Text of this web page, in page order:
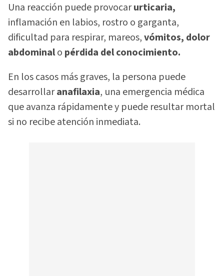
Una reacción puede provocarurticaria,
inflamación en labios, rostro o garganta,
dificultad para respirar, mareos,vómitos, dolor
abdominalo pérdida del conocimiento.
En los casos más graves, la persona puede
desarrollaranafilaxia, una emergencia médica
que avanza rápidamente y puede resultar mortal
si no recibe atención inmediata.